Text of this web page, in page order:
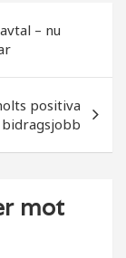
– nu
positiva
mot